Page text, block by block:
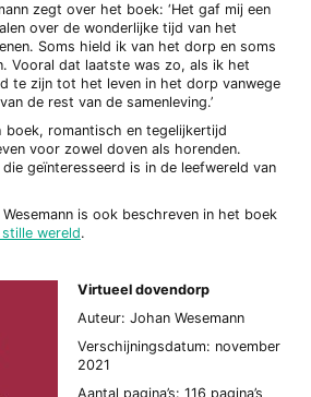
zegt over het boek: ‘Het gaf mij een
over de wonderlijke tijd van het
Soms hield ik van het dorp en soms
Vooral dat laatste was zo, als ik het
te zijn tot het leven in het dorp vanwege
de rest van de samenleving.’
boek, romantisch en tegelijkertijd
voor zowel doven als horenden.
geïnteresseerd is in de leefwereld van
is ook beschreven in het boek
wereld.
Virtueel dovendorp
Auteur: Johan Wesemann
Verschijningsdatum: november
2021
Aantal pagina’s: 116 pagina’s